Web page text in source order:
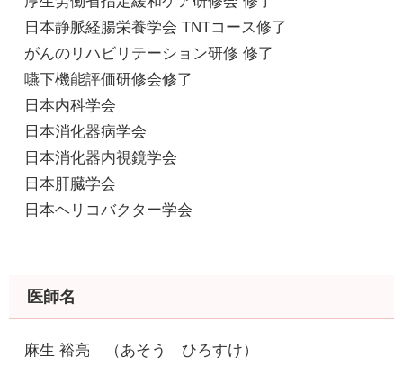
​ 日本静脈経腸栄養学会 TNTコース修了
がんのリハビリテーション研修 修了​
嚥下機能評価研修会修了
​ 日本内科学会
​ 日本消化器病学会
​ 日本消化器内視鏡学会
​ 日本肝臓学会
​ 日本ヘリコバクター学会
医師名
麻生 裕亮 （あそう ひろすけ）